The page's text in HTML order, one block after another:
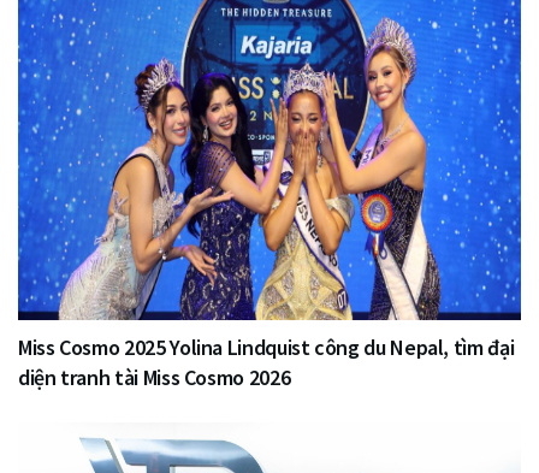
Miss Cosmo 2025 Yolina Lindquist công du Nepal, tìm đại
diện tranh tài Miss Cosmo 2026